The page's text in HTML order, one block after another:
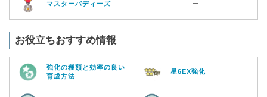
マスターバディーズ ー
お役立ちおすすめ情報
強化の種類と効率の良い
育成方法
星6EX強化